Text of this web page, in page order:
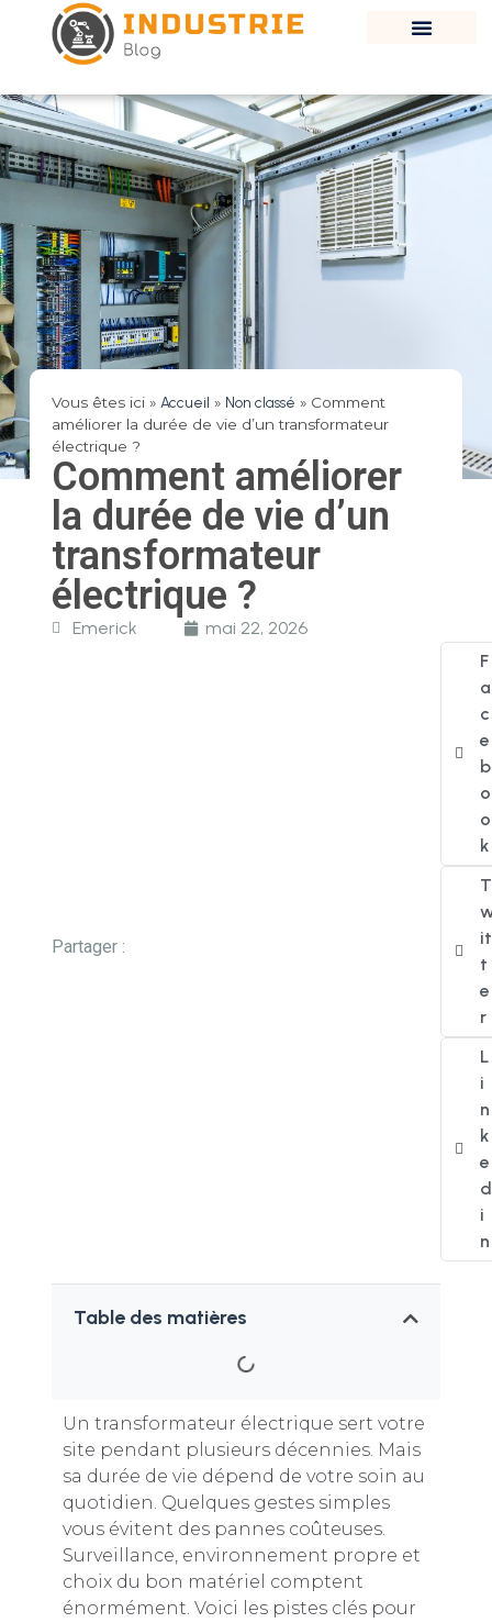
Vous êtes ici » Accueil » Non classé » Comment
améliorer la durée de vie d’un transformateur
électrique ?
Comment améliorer
la durée de vie d’un
transformateur
électrique ?
Emerick mai 22, 2026
Partager :
F
a
c
e
b
o
o
k
T
it
t
e
r
L
i
n
k
e
d
i
n
Table des matières
Un transformateur électrique sert votre
site pendant plusieurs décennies. Mais
sa durée de vie dépend de votre soin au
quotidien. Quelques gestes simples
vous évitent des pannes coûteuses.
Surveillance, environnement propre et
choix du bon matériel comptent
énormément. Voici les pistes clés pour